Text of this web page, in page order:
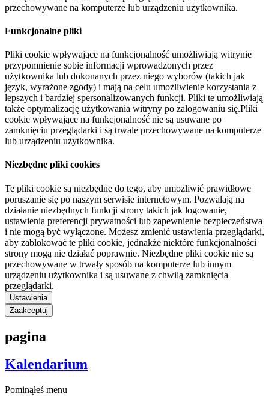
przechowywane na komputerze lub urządzeniu użytkownika.
Funkcjonalne pliki
Pliki cookie wpływające na funkcjonalność umożliwiają witrynie
przypomnienie sobie informacji wprowadzonych przez
użytkownika lub dokonanych przez niego wyborów (takich jak
język, wyrażone zgody) i mają na celu umożliwienie korzystania z
lepszych i bardziej spersonalizowanych funkcji. Pliki te umożliwiają
także optymalizację użytkowania witryny po zalogowaniu się.Pliki
cookie wpływające na funkcjonalność nie są usuwane po
zamknięciu przeglądarki i są trwale przechowywane na komputerze
lub urządzeniu użytkownika.
Niezbędne pliki cookies
Te pliki cookie są niezbędne do tego, aby umożliwić prawidłowe
poruszanie się po naszym serwisie internetowym. Pozwalają na
działanie niezbędnych funkcji strony takich jak logowanie,
ustawienia preferencji prywatności lub zapewnienie bezpieczeństwa
i nie mogą być wyłączone. Możesz zmienić ustawienia przeglądarki,
aby zablokować te pliki cookie, jednakże niektóre funkcjonalności
strony mogą nie działać poprawnie. Niezbędne pliki cookie nie są
przechowywane w trwały sposób na komputerze lub innym
urządzeniu użytkownika i są usuwane z chwilą zamknięcia
przeglądarki.
Ustawienia
Zaakceptuj
pagina
Kalendarium
Pominąłeś menu